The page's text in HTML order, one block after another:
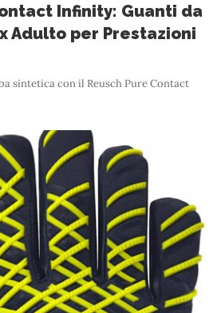
Infinity: Guanti da
Adulto per Prestazioni
sintetica con il Reusch Pure Contact